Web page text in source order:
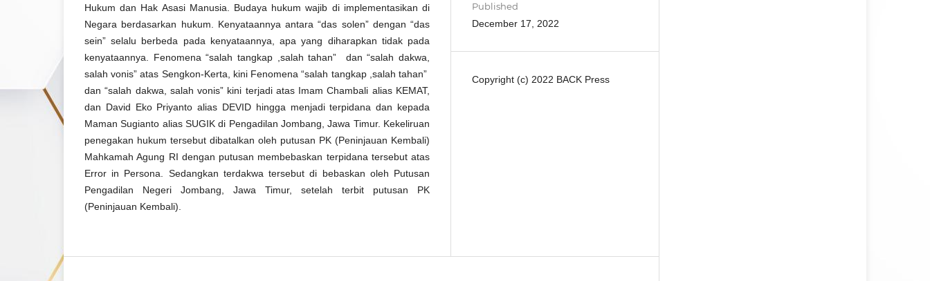
Hukum dan Hak Asasi Manusia. Budaya hukum wajib di implementasikan di
Negara berdasarkan hukum. Kenyataannya antara “das solen” dengan “das
sein” selalu berbeda pada kenyataannya, apa yang diharapkan tidak pada
kenyataannya. Fenomena “salah tangkap ,salah tahan” dan “salah dakwa,
salah vonis” atas Sengkon-Kerta, kini Fenomena “salah tangkap ,salah tahan”
dan “salah dakwa, salah vonis” kini terjadi atas Imam Chambali alias KEMAT,
dan David Eko Priyanto alias DEVID hingga menjadi terpidana dan kepada
Maman Sugianto alias SUGIK di Pengadilan Jombang, Jawa Timur. Kekeliruan
penegakan hukum tersebut dibatalkan oleh putusan PK (Peninjauan Kembali)
Mahkamah Agung RI dengan putusan membebaskan terpidana tersebut atas
Error in Persona. Sedangkan terdakwa tersebut di bebaskan oleh Putusan
Pengadilan Negeri Jombang, Jawa Timur, setelah terbit putusan PK
(Peninjauan Kembali).
Published
December 17, 2022
Copyright (c) 2022 BACK Press